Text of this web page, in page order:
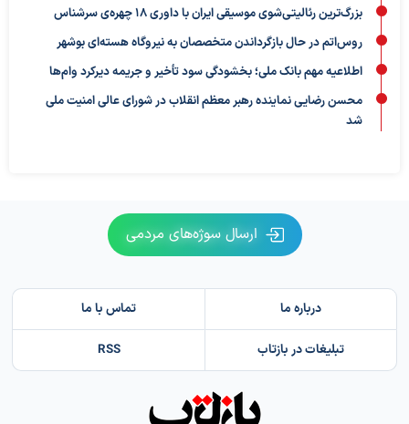
بزرگ‌ترین رئالیتی‌شوی موسیقی ایران با داوری ۱۸ چهره‌ی سرشناس
روس‌اتم در حال بازگرداندن متخصصان به نیروگاه هسته‌ای بوشهر
اطلاعیه مهم بانک ملی؛ بخشودگی سود تأخیر و جریمه دیرکرد وام‌ها
محسن رضایی نماینده رهبر معظم انقلاب در شورای عالی امنیت ملی
شد
ارسال سوژه‌های مردمی
درباره ما تماس با ما
تبلیغات در بازتاب RSS